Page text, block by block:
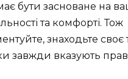
бути засноване на
та комфорті. Тож
знаходьте своє
завжди вказують